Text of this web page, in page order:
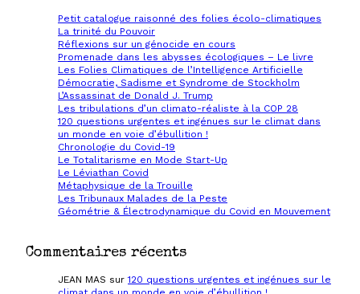
Petit catalogue raisonné des folies écolo-climatiques
La trinité du Pouvoir
Réflexions sur un génocide en cours
Promenade dans les abysses écologiques – Le livre
Les Folies Climatiques de l’Intelligence Artificielle
Démocratie, Sadisme et Syndrome de Stockholm
L’Assassinat de Donald J. Trump
Les tribulations d’un climato-réaliste à la COP 28
120 questions urgentes et ingénues sur le climat dans
un monde en voie d’ébullition !
Chronologie du Covid-19
Le Totalitarisme en Mode Start-Up
Le Léviathan Covid
Métaphysique de la Trouille
Les Tribunaux Malades de la Peste
Géométrie & Électrodynamique du Covid en Mouvement
Commentaires récents
JEAN MAS sur120 questions urgentes et ingénues sur le